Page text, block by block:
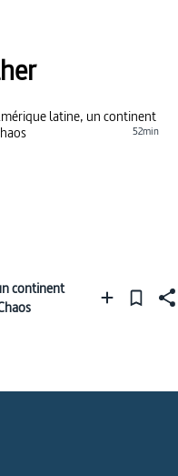
52min
continent